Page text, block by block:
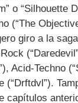
o “Silhouette
(“The
giro a la
Acid-Techno
(“Drftdvl”).
capítulos